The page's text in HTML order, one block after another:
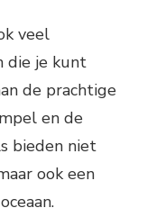
veel
die je kunt
de prachtige
en de
bieden niet
ook een